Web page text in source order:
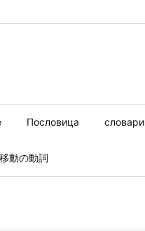
Пословица словари
移動の動詞